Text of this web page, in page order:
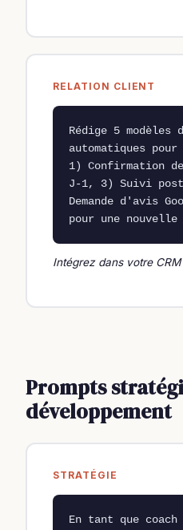
RELATION CLIENT
Rédige 5 modèles
automatiques
1) Confirmation
J-1, 3) Suivi
Demande d'avis
pour une
Intégrez dans votre
Prompts
développement
STRATÉGIE
En tant que